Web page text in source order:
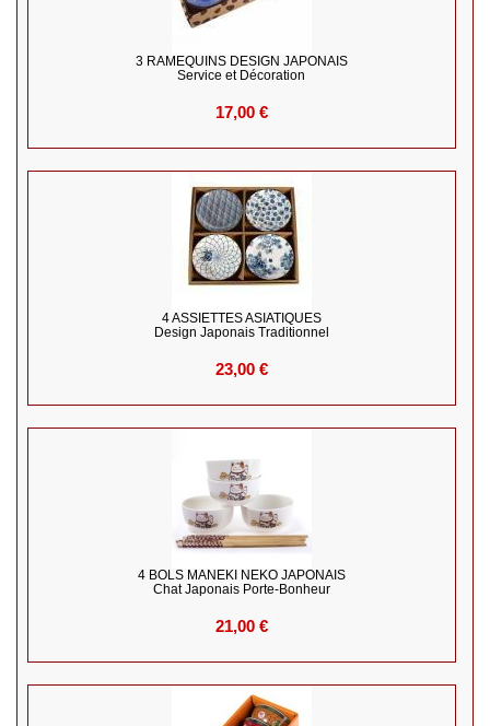
3 RAMEQUINS DESIGN JAPONAIS
Service et Décoration
17,00 €
4 ASSIETTES ASIATIQUES
Design Japonais Traditionnel
23,00 €
4 BOLS MANEKI NEKO JAPONAIS
Chat Japonais Porte-Bonheur
21,00 €